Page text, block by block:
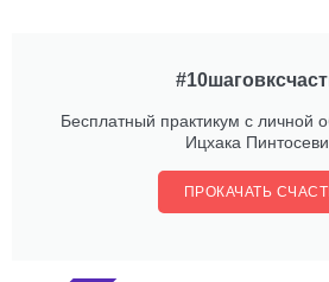
Бесплатный практикум с личной
Ицхака
ПРОКАЧАТЬ